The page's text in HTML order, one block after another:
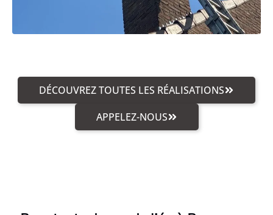
DÉCOUVREZ TOUTES LES RÉALISATIONS
APPELEZ-NOUS